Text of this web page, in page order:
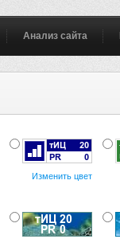
Анализ сайта
Изменить цвет